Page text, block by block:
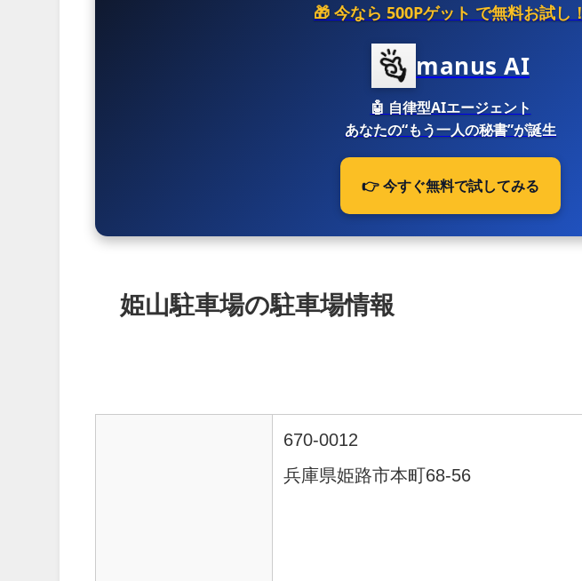
🎁 今なら 500Pゲット で無料お試し！
manus AI
🤖 自律型AIエージェント
あなたの“もう一人の秘書”が誕生
👉 今すぐ無料で試してみる
姫山駐車場の駐車場情報
670-0012
兵庫県姫路市本町68-56